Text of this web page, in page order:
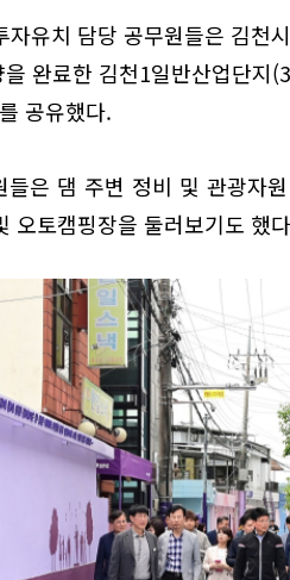
자유치 담당 공무원들은 김천
완료한 김천1일반산업단지
공유했다.
은 댐 주변 정비 및 관광자
오토캠핑장을 둘러보기도 했